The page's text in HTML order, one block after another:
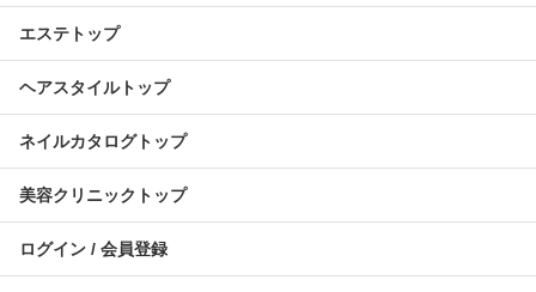
エステトップ
ヘアスタイルトップ
ネイルカタログトップ
美容クリニックトップ
ログイン / 会員登録